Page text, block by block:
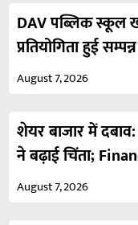
DAV पब्लिक स्कूल
प्रतियोगिता हुई सम्पन्न
August 7, 2026
शेयर बाजार में
ने बढ़ाई चिंता;
August 7, 2026